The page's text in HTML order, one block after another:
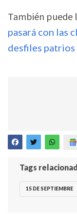
También puede
pasará con las
desfiles patrios
Tags
15 DE SEPTIEMBRE